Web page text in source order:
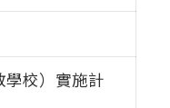
校）實施計